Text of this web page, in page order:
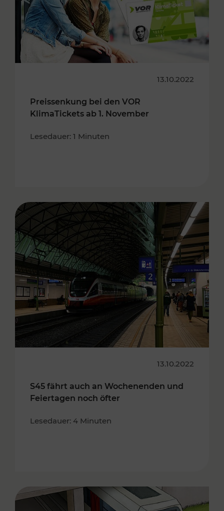
13.10.2022
Preissenkung bei den VOR
KlimaTickets ab 1. November
Lesedauer: 1 Minuten
13.10.2022
S45 fährt auch an Wochenenden und
Feiertagen noch öfter
Lesedauer: 4 Minuten